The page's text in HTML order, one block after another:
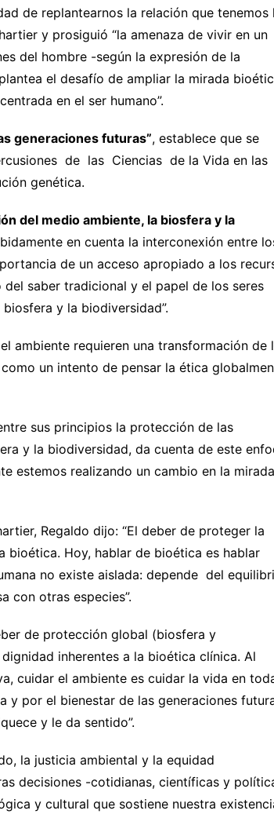
de replantearnos la relación que tenemos
y prosiguió “la amenaza de vivir en un
del hombre -según la expresión de la
el desafío de ampliar la mirada
en el ser humano”.
generaciones futuras”, establece que se
de las Ciencias de la Vida en las
genética.
del medio ambiente, la biosfera y la
en cuenta la interconexión entre
de un acceso apropiado a los
saber tradicional y el papel de los seres
y la biodiversidad”.
ambiente requieren una transformación de
un intento de pensar la ética
sus principios la protección de las
y la biodiversidad, da cuenta de este
estemos realizando un cambio en la mirada
Regaldo dijo: “El deber de proteger la
bioética. Hoy, hablar de bioética es hablar
no existe aislada: depende del
con otras especies”.
de protección global (biosfera y
inherentes a la bioética clínica. Al
cuidar el ambiente es cuidar la vida en
y por el bienestar de las generaciones
y le da sentido”.
la justicia ambiental y la equidad
decisiones -cotidianas, científicas y
y cultural que sostiene nuestra